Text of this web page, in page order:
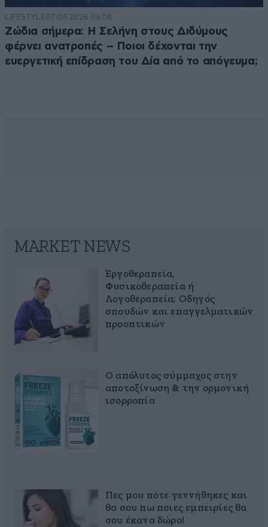
LIFESTYLE07·08·2026 06:06
Ζώδια σήμερα: Η Σελήνη στους Διδύμους
φέρνει ανατροπές – Ποιοι δέχονται την
ευεργετική επίδραση του Δία από το απόγευμα;
MARKET NEWS
Εργοθεραπεία,
Φυσικοθεραπεία ή
Λογοθεραπεία; Οδηγός
σπουδών και επαγγελματικών
προοπτικών
Ο απόλυτος σύμμαχος στην
αποτοξίνωση & την ορμονική
ισορροπία
Πες μου πότε γεννήθηκες και
θα σου πω ποιες εμπειρίες θα
σου έκανα δώρο!